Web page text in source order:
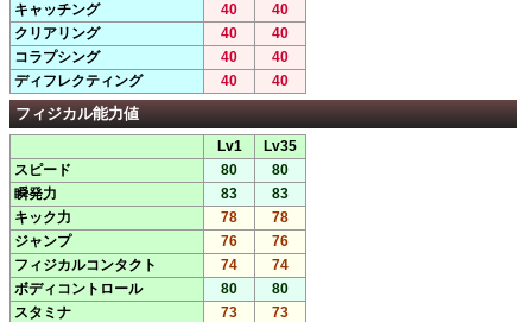
キャッチング 40
40
クリアリング
40
40
コラプシング
40
40
ディフレクティング
40 40
フィジカル能力値
Lv1
Lv35
スピード
80
80
瞬発力
83
83
キック力
78
78
ジャンプ
76
76
フィジカルコンタクト
74
74
ボディコントロール
80
80
スタミナ
73 73